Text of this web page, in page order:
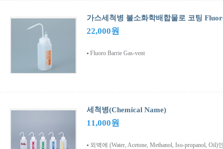
가스세척병 불소화학배합물로 코팅
22,000원
▪ Fluoro Barrie Gas-vent
세척병(Chemical Name)
11,000원
▪ 외벽에 (Water, Acetone, Methanol, Iso-propanol,